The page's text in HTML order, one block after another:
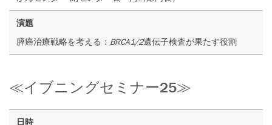
演題
膵癌治療戦略を考える： BRCA1/2遺伝子検査が果たす役割
≪イブニングセミナー25≫
日時